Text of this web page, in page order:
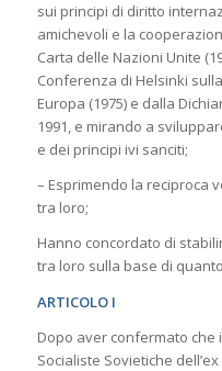
sui principi di diritto
amichevoli e la
Carta delle Nazioni Unite
Conferenza di Helsinki
Europa (1975) e dalla
1991, e mirando a
e dei principi ivi sanciti;
– Esprimendo la reciproca
tra loro;
Hanno concordato di
tra loro sulla base di
ARTICOLO I
Dopo aver confermato che
Socialiste Sovietiche